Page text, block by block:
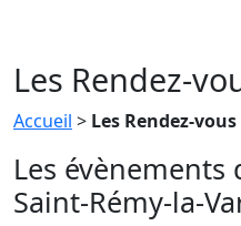
Les Rendez-
Accueil > Les Rendez-
Les évènements
Saint-Rémy-la-